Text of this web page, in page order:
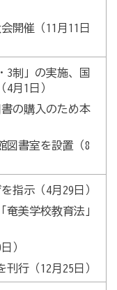
開催（11月11日
3制」の実施、国
月1日）
の購入のため本
図書室を設置（8
指示（4月29日）
奄美学校教育法」
）
行（12月25日）